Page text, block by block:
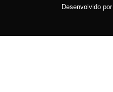
Desenvolvido por